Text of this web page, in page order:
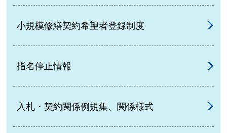
小規模修繕契約希望者登録制度
指名停止情報
入札・契約関係例規集、関係様式